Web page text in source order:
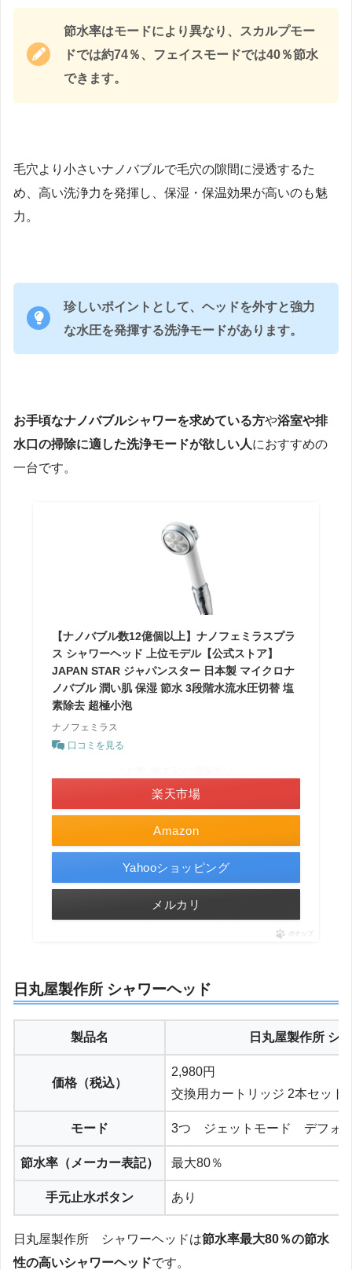
節水率はモードにより異なり、スカルプモー
ドでは約74％、フェイスモードでは40％節水
できます。
毛穴より小さいナノバブルで毛穴の隙間に浸透するた
め、高い洗浄力を発揮し、保湿・保温効果が高いのも魅
力。
珍しいポイントとして、ヘッドを外すと強力
な水圧を発揮する洗浄モードがあります。
お手頃なナノバブルシャワーを求めている方や浴室や排
水口の掃除に適した洗浄モードが欲しい人におすすめの
一台です。
【ナノバブル数12億個以上】ナノフェミラスプラ
ス シャワーヘッド 上位モデル【公式ストア】
JAPAN STAR ジャパンスター 日本製 マイクロナ
ノバブル 潤い肌 保湿 節水 3段階水流水圧切替 塩
素除去 超極小泡
ナノフェミラス
口コミを見る
Amazon
楽天市場
Yahooショッピング
メルカリ
ポチップ
日丸屋製作所 シャワーヘッド
製品名 日丸屋製作所 シ
価格（税込）
2,980円
交換用カートリッジ 2本セット
モード 3つ ジェットモード デフォ
節水率（メーカー表記） 最大80％
手元止水ボタン あり
日丸屋製作所 シャワーヘッドは節水率最大80％の節水
性の高いシャワーヘッドです。